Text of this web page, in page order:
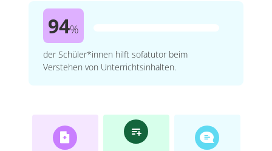
94%
der Schüler*innen hilft sofatutor beim
Verstehen von Unterrichtsinhalten.